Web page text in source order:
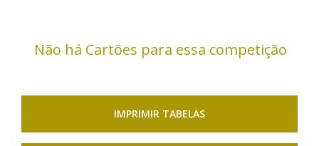
Não há Cartões para essa competição
IMPRIMIR TABELAS